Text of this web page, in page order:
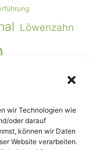
wir Technologien wie
oder darauf
können wir Daten
Website verarbeiten.
Löwenzahn
Wildbienen
Wildkräuterkurs